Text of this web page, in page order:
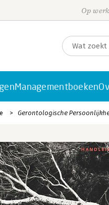
Op
Managementboeken
Gerontologische